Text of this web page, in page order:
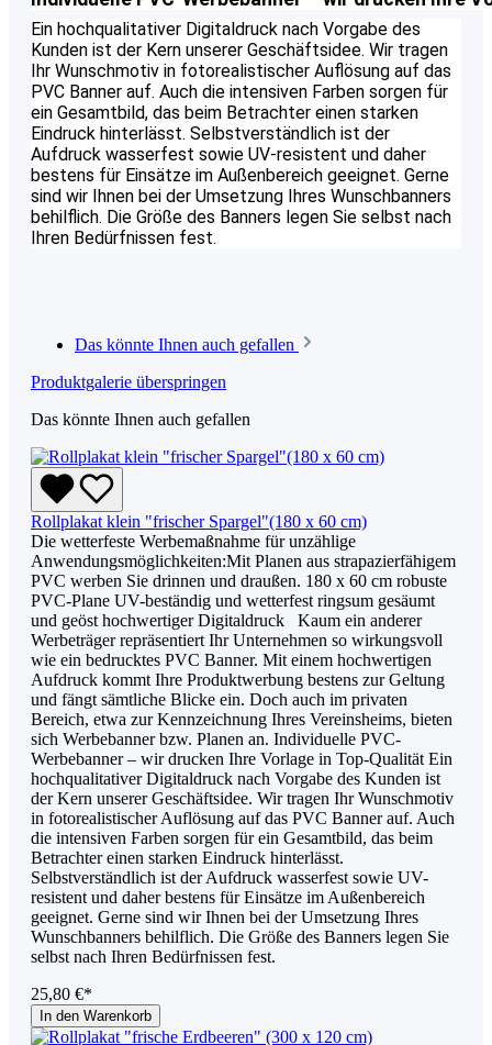
Ein hochqualitativer Digitaldruck nach Vorgabe des
Kunden ist der Kern unserer Geschäftsidee. Wir tragen
Ihr Wunschmotiv in fotorealistischer Auflösung auf das
PVC Banner auf. Auch die intensiven Farben sorgen für
ein Gesamtbild, das beim Betrachter einen starken
Eindruck hinterlässt. Selbstverständlich ist der
Aufdruck wasserfest sowie UV-resistent und daher
bestens für Einsätze im Außenbereich geeignet. Gerne
sind wir Ihnen bei der Umsetzung Ihres Wunschbanners
behilflich. Die Größe des Banners legen Sie selbst nach
Ihren Bedürfnissen fest.
Das könnte Ihnen auch gefallen
Produktgalerie überspringen
Das könnte Ihnen auch gefallen
Rollplakat klein "frischer Spargel"(180 x 60 cm)
Die wetterfeste Werbemaßnahme für unzählige
Anwendungsmöglichkeiten:Mit Planen aus strapazierfähigem
PVC werben Sie drinnen und draußen. 180 x 60 cm robuste
PVC-Plane UV-beständig und wetterfest ringsum gesäumt
und geöst hochwertiger Digitaldruck Kaum ein anderer
Werbeträger repräsentiert Ihr Unternehmen so wirkungsvoll
wie ein bedrucktes PVC Banner. Mit einem hochwertigen
Aufdruck kommt Ihre Produktwerbung bestens zur Geltung
und fängt sämtliche Blicke ein. Doch auch im privaten
Bereich, etwa zur Kennzeichnung Ihres Vereinsheims, bieten
sich Werbebanner bzw. Planen an. Individuelle PVC-
Werbebanner – wir drucken Ihre Vorlage in Top-Qualität Ein
hochqualitativer Digitaldruck nach Vorgabe des Kunden ist
der Kern unserer Geschäftsidee. Wir tragen Ihr Wunschmotiv
in fotorealistischer Auflösung auf das PVC Banner auf. Auch
die intensiven Farben sorgen für ein Gesamtbild, das beim
Betrachter einen starken Eindruck hinterlässt.
Selbstverständlich ist der Aufdruck wasserfest sowie UV-
resistent und daher bestens für Einsätze im Außenbereich
geeignet. Gerne sind wir Ihnen bei der Umsetzung Ihres
Wunschbanners behilflich. Die Größe des Banners legen Sie
selbst nach Ihren Bedürfnissen fest.
25,80 €*
In den Warenkorb